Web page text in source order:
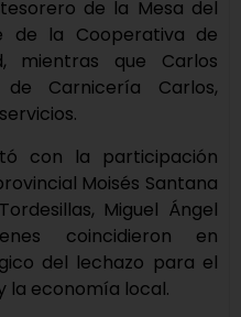
de la Mesa del
de la Cooperativa de
mientras que Carlos
de Carnicería Carlos,
con la participación
Moisés Santana
Miguel Ángel
coincidieron en
del lechazo para el
la economía local.